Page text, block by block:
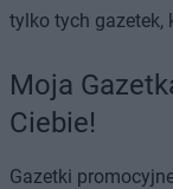
tylko tych gazetek,
Moja
Ciebie!
Gazetki